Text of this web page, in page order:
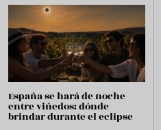
España se hará de noche
entre viñedos: dónde
brindar durante el eclipse